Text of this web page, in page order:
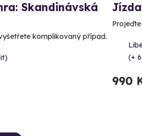
Skandinávská
komplikovaný případ.
(+
990